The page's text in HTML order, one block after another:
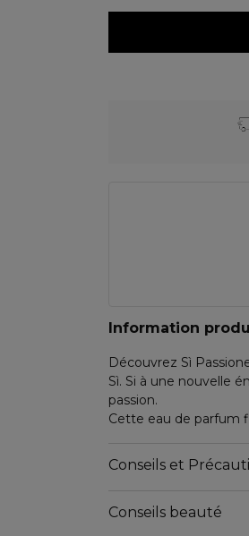
Information
Découvrez Sì
Sì. Si à une nouvelle
passion.
Cette eau de parfum
En coeur, la rose se
dimension sensuelle.
d'audace.
Conseils et
Conseils beauté